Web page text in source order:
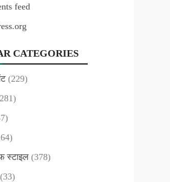
feed
CATEGORIES
(229)
स्टाइल (378)
(33)